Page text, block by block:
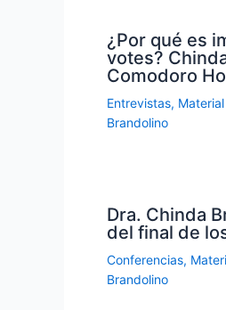
¿Por qué es
votes?
Comodoro
Entrevistas,
Brandolino
Dra. Chinda
del final de
Conferencias,
Brandolino